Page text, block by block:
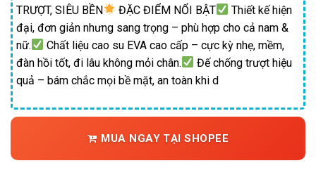
TRƯỢT, SIÊU BỀN
ĐẶC ĐIỂM NỔI BẬT
Thiết kế hiện
đại, đơn giản nhưng sang trọng – phù hợp cho cả nam &
nữ.
Chất liệu cao su EVA cao cấp – cực kỳ nhẹ, mềm,
đàn hồi tốt, đi lâu không mỏi chân.
Đế chống trượt hiệu
quả – bám chắc mọi bề mặt, an toàn khi d
MUA NGAY TẠI SHOPEE